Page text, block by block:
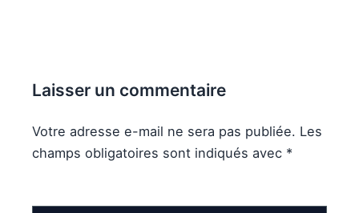
Laisser un commentaire
Votre adresse e-mail ne sera pas publiée. Les
champs obligatoires sont indiqués avec *